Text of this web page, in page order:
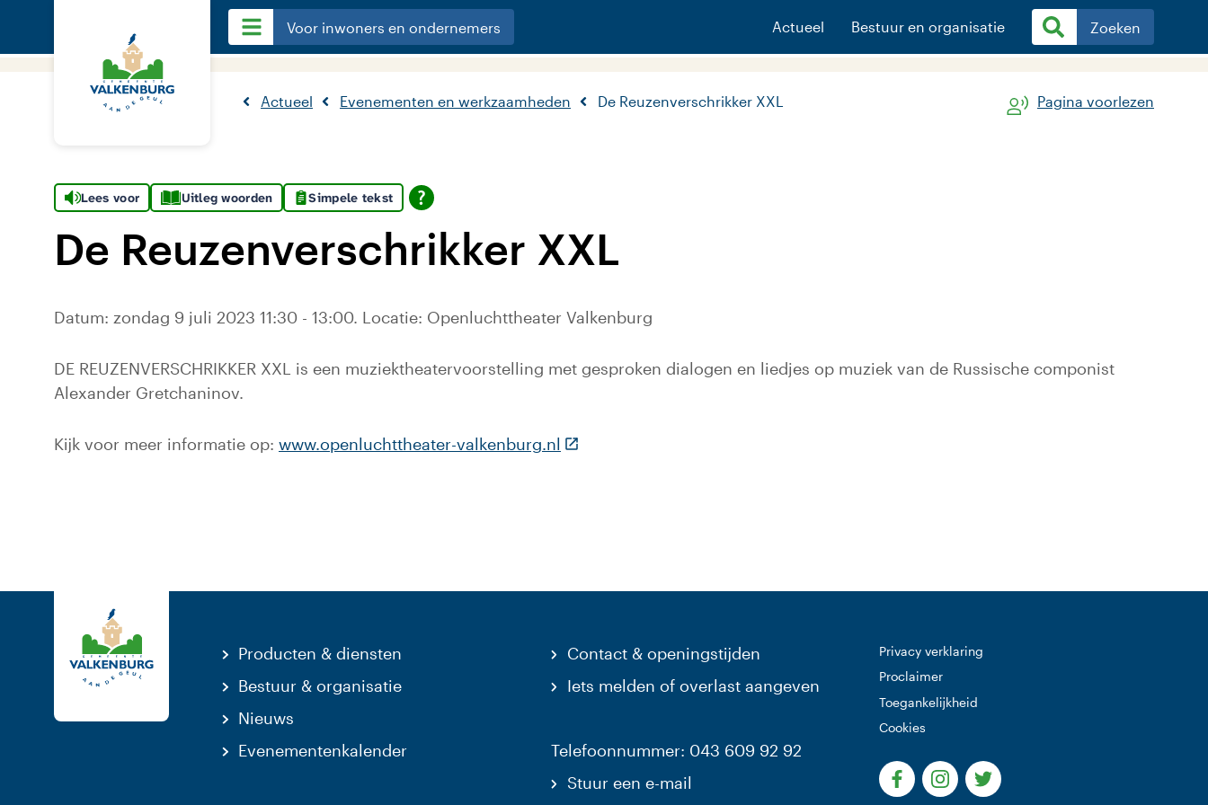
Voor inwoners en ondernemers Actueel Bestuur en organisatie Zoeken
Actueel Evenementen en werkzaamheden De Reuzenverschrikker XXL Pagina voorlezen
Lees voor Uitleg woorden Simpele tekst
De Reuzenverschrikker XXL
Datum: zondag 9 juli 2023 11:30 - 13:00. Locatie: Openluchttheater Valkenburg
DE REUZENVERSCHRIKKER XXL is een muziektheatervoorstelling met gesproken dialogen en liedjes op muziek van de Russische componist
Alexander Gretchaninov.
Kijk voor meer informatie op: www.openluchttheater-valkenburg.nl (Deze link gaat naar een externe website)
Producten & diensten
Bestuur & organisatie
Nieuws
Evenementenkalender
Contact & openingstijden
Iets melden of overlast aangeven
Telefoonnummer: 043 609 92 92
Stuur een e-mail
Privacy verklaring
Proclaimer
Toegankelijkheid
Cookies
(Deze link gaat naar een externe website)
(Deze link gaat naar een externe
(Deze link gaat naar een